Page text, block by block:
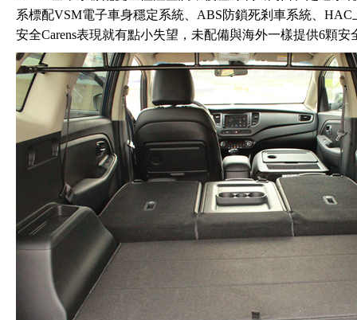
系標配VSM電子車身穩定系統、ABS防鎖死剎車系統、
安全Carens表現就有點小失望，未配備與海外一樣提供6顆